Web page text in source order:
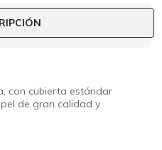
con cubierta estándar
de gran calidad y